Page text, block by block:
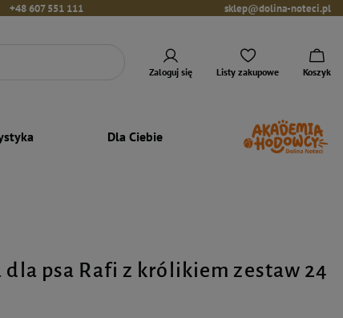
+48 607 551 111 sklep@dolina-noteci.pl
Zaloguj się Listy zakupowe Koszyk
Dla Ciebie
dla psa Rafi z królikiem zestaw 24